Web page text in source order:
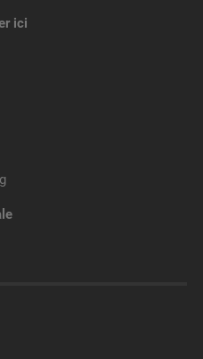
ici